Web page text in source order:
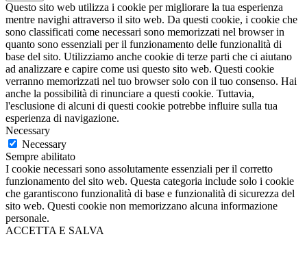
Questo sito web utilizza i cookie per migliorare la tua esperienza
mentre navighi attraverso il sito web. Da questi cookie, i cookie che
sono classificati come necessari sono memorizzati nel browser in
quanto sono essenziali per il funzionamento delle funzionalità di
base del sito. Utilizziamo anche cookie di terze parti che ci aiutano
ad analizzare e capire come usi questo sito web. Questi cookie
verranno memorizzati nel tuo browser solo con il tuo consenso. Hai
anche la possibilità di rinunciare a questi cookie. Tuttavia,
l'esclusione di alcuni di questi cookie potrebbe influire sulla tua
esperienza di navigazione.
Necessary
Necessary
Sempre abilitato
I cookie necessari sono assolutamente essenziali per il corretto
funzionamento del sito web. Questa categoria include solo i cookie
che garantiscono funzionalità di base e funzionalità di sicurezza del
sito web. Questi cookie non memorizzano alcuna informazione
personale.
ACCETTA E SALVA